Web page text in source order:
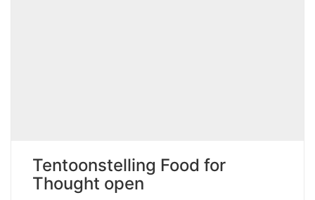
Tentoonstelling Food for
Thought open